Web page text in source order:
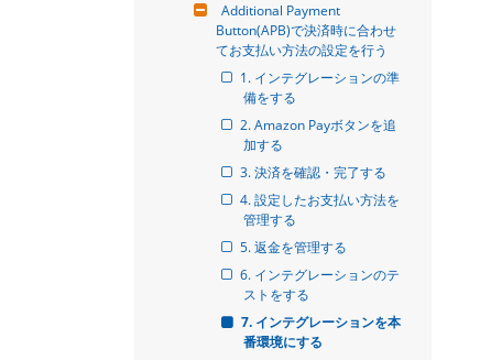
Additional Payment
Button(APB)で決済時に合わせ
てお支払い方法の設定を行う
1. インテグレーションの準
備をする
2. Amazon Payボタンを追
加する
3. 決済を確認・完了する
4. 設定したお支払い方法を
管理する
5. 返金を管理する
6. インテグレーションのテ
ストをする
7. インテグレーションを本
番環境にする